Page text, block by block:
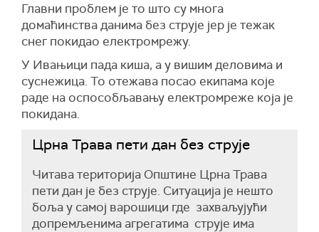
Главни проблем је то што су многа
домаћинства данима без струје јер је тежак
снег покидао електромрежу.
У Ивањици пада киша, а у вишим деловима и
суснежица. То отежава посао екипама које
раде на оспособљавању електромреже која је
покидана.
Црна Трава пети дан без струје
Читава територија Општине Црна Трава
пети дан је без струје. Ситуација је нешто
боља у самој варошици где захваљујући
допремљенима агрегатима струје има